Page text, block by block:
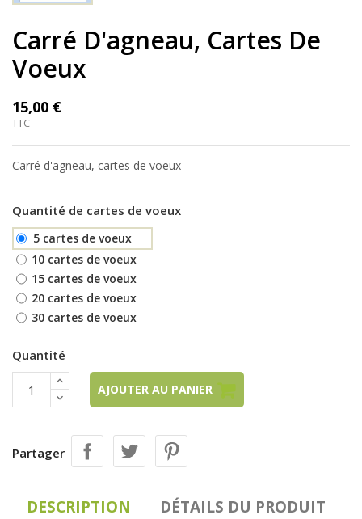
Carré D'agneau, Cartes De
Voeux
15,00 €
TTC
Carré d'agneau, cartes de voeux
Quantité de cartes de voeux
5 cartes de voeux
10 cartes de voeux
15 cartes de voeux
20 cartes de voeux
30 cartes de voeux
Quantité
AJOUTER AU PANIER
Partager
DESCRIPTION DÉTAILS DU PRODUIT